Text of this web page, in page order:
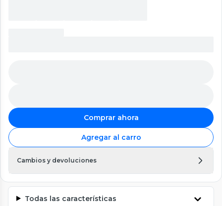
Comprar ahora
Agregar al carro
Cambios y devoluciones
Todas las características